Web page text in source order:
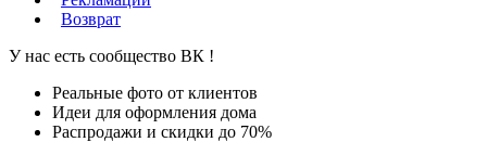
Возврат
У нас есть сообщество ВК !
Реальные фото от клиентов
Идеи для оформления дома
Распродажи и скидки до 70%